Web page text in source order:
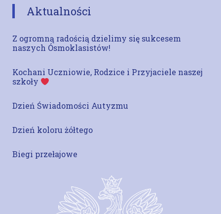
Aktualności
Z ogromną radością dzielimy się sukcesem
naszych Ósmoklasistów!
Kochani Uczniowie, Rodzice i Przyjaciele naszej
szkoły
Dzień Świadomości Autyzmu
Dzień koloru żółtego
Biegi przełajowe